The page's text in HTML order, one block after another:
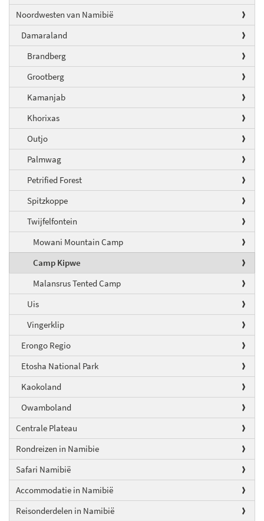
Noordwesten van Namibië
Damaraland
Brandberg
Grootberg
Kamanjab
Khorixas
Outjo
Palmwag
Petrified Forest
Spitzkoppe
Twijfelfontein
Mowani Mountain Camp
Camp Kipwe
Malansrus Tented Camp
Uis
Vingerklip
Erongo Regio
Etosha National Park
Kaokoland
Owamboland
Centrale Plateau
Rondreizen in Namibie
Safari Namibië
Accommodatie in Namibië
Reisonderdelen in Namibië